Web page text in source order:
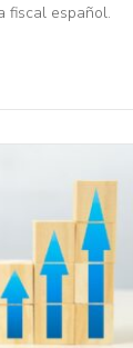
fiscal español.